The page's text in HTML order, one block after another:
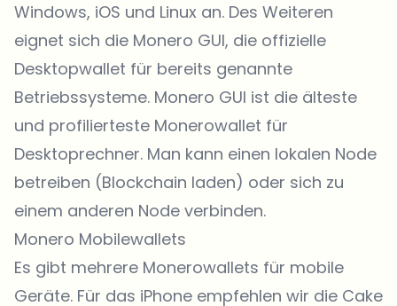
Windows, iOS und Linux an. Des Weiteren
eignet sich die Monero GUI, die offizielle
Desktopwallet für bereits genannte
Betriebssysteme. Monero GUI ist die älteste
und profilierteste Monerowallet für
Desktoprechner. Man kann einen lokalen Node
betreiben (Blockchain laden) oder sich zu
einem anderen Node verbinden.
Monero Mobilewallets
Es gibt mehrere Monerowallets für mobile
Geräte. Für das iPhone empfehlen wir die Cake